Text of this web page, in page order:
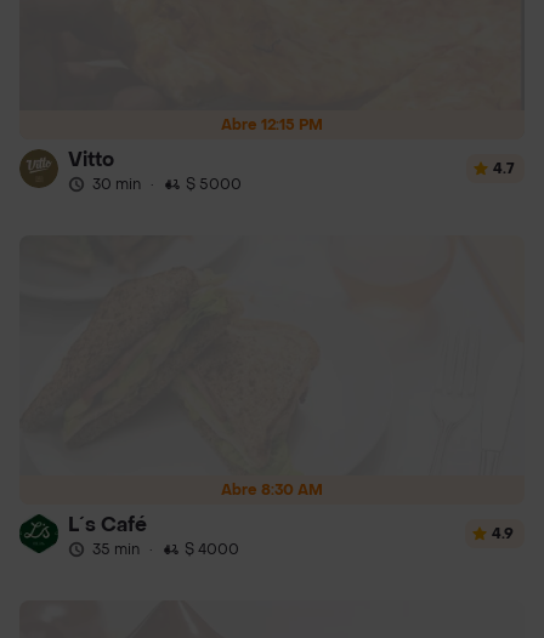
Abre 12:15 PM
Vitto
30 min · $ 5000
4.7
Abre 8:30 AM
L´s Café
35 min · $ 4000
4.9